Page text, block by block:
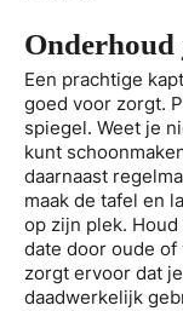
Onderhoud
Een prachtige
goed voor zorgt.
spiegel. Weet je
kunt
daarnaast
maak de tafel en
op zijn plek.
date door oude
zorgt ervoor dat
daadwerkelijk